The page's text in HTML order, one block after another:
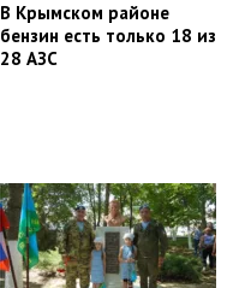
В Крымском районе
бензин есть только 18 из
28 АЗС